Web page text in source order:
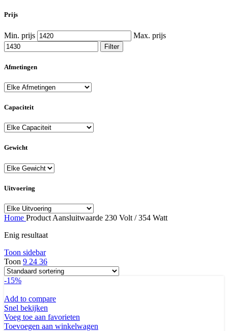
Prijs
Min. prijs Max. prijs
Filter
Afmetingen
Capaciteit
Gewicht
Uitvoering
Home Product Aansluitwaarde 230 Volt / 354 Watt
Enig resultaat
Toon sidebar
Toon 9 24 36
-15%
Add to compare
Snel bekijken
Voeg toe aan favorieten
Toevoegen aan winkelwagen